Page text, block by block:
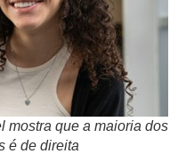
mostra que a maioria dos
é de direita